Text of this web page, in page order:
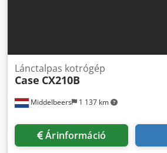
Middelbeers 1 137 km
Lánctalpas kotrógép
Case CX210B
Árinformáció